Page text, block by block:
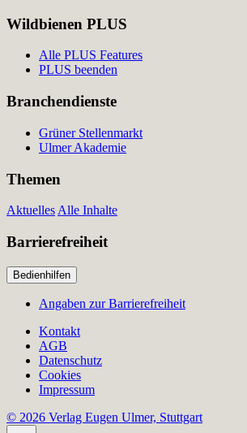
Wildbienen PLUS
Alle PLUS Features
PLUS beenden
Branchendienste
Grüner Stellenmarkt
Ulmer Akademie
Themen
Aktuelles Alle Inhalte
Barrierefreiheit
Bedienhilfen
Angaben zur Barrierefreiheit
Kontakt
AGB
Datenschutz
Cookies
Impressum
© 2026 Verlag Eugen Ulmer, Stuttgart